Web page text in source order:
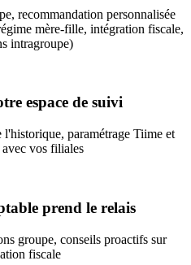
recommandation personnalisée
mère-fille, intégration fiscale,
intragroupe)
espace de suivi
paramétrage Tiime et
vos filiales
prend le relais
groupe, conseils proactifs sur
fiscale